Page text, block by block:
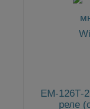
ЕМ-126Т-2
реле